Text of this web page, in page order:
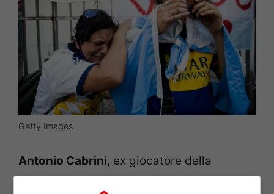
Getty Images
Antonio Cabrini, ex giocatore della